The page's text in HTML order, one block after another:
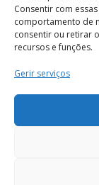
Consentir com
comportamento de
consentir ou retirar
recursos e funções.
Gerir serviços
Termos e
os direitos